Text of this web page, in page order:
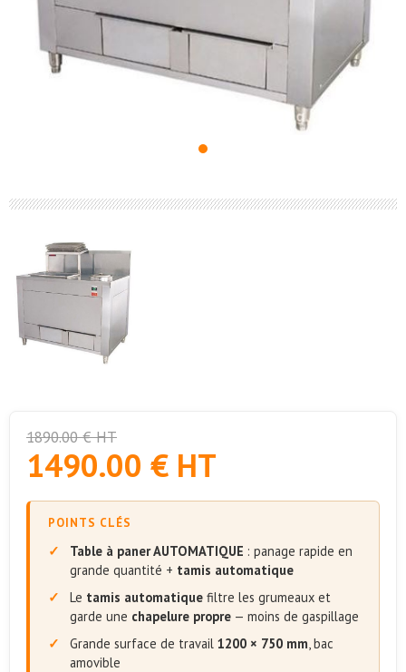
1890.00 € HT
1490.00 € HT
POINTS CLÉS
Table à paner AUTOMATIQUE : panage rapide en
grande quantité + tamis automatique
Le tamis automatique filtre les grumeaux et
garde une chapelure propre — moins de gaspillage
Grande surface de travail 1200 × 750 mm , bac
amovible